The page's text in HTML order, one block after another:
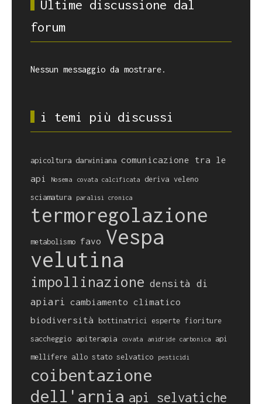
Ultime discussione dal
forum
Nessun messaggio da mostrare.
i temi più discussi
apicoltura darwiniana comunicazione tra le
api
Nosema covata calcificata deriva veleno
sciamatura paralisi cronica
termoregolazione
metabolismo favo Vespa
velutina
impollinazione densità di
apiari cambiamento climatico
biodiversità bottinatrici esperte fioriture
saccheggio apiterapia covata anidride carbonica api
mellifere allo stato selvatico pesticidi
coibentazione
dell'arnia api selvatiche